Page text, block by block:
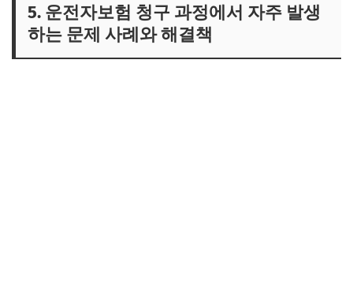
5. 운전자보험 청구 과정에서 자주 발생
하는 문제 사례와 해결책